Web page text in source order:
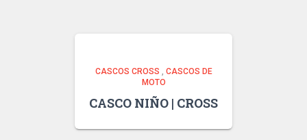
CASCOS CROSS , CASCOS DE
MOTO
CASCO NIÑO | CROSS